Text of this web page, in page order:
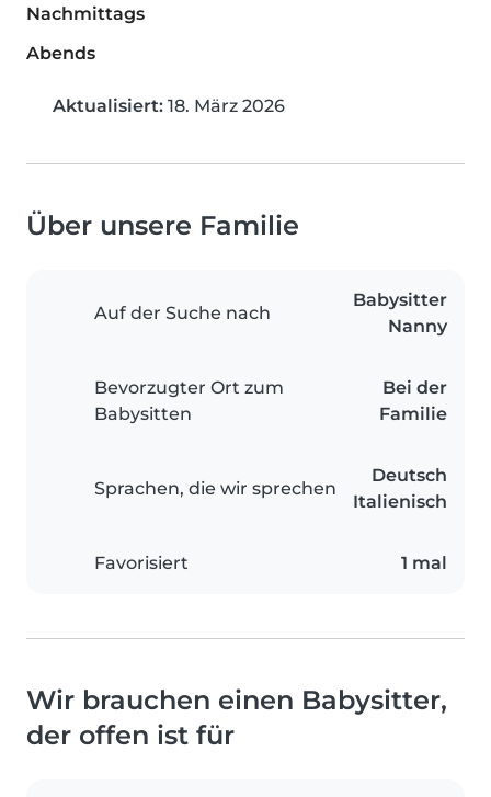
Nachmittags
Abends
Aktualisiert: 18. März 2026
Über unsere Familie
Auf der Suche nach
Babysitter
Nanny
Bevorzugter Ort zum
Babysitten
Bei der
Familie
Sprachen, die wir sprechen
Deutsch
Italienisch
Favorisiert 1 mal
Wir brauchen einen Babysitter,
der offen ist für